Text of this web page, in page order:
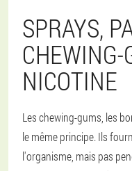
SPRAYS,
NICOTINE
Les chewing-gums, les
le même principe. Ils
l'organisme, mais pas